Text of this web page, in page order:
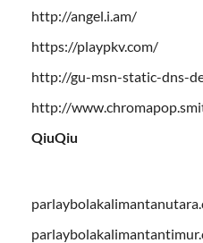
http://angel.i.am/
https://playpkv.com/
http://gu-msn-static-dns-
http://
QiuQiu